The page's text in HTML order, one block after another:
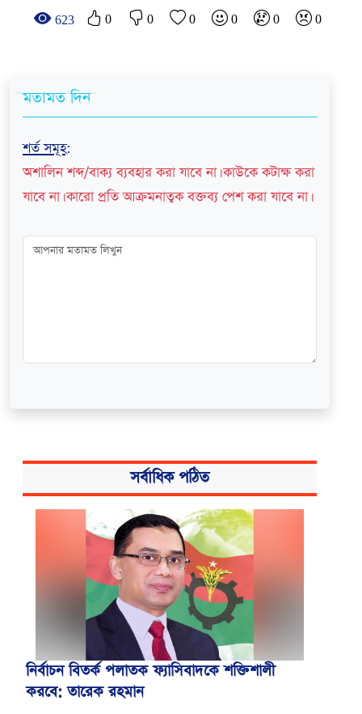
623 0 0 0 0 0 0
মতামত দিন
শর্ত সমূহ:
অশালিন শব্দ/বাক্য ব্যবহার করা যাবে না। কাউকে কটাক্ষ করা
যাবে না। কারো প্রতি আক্রমনাত্বক বক্তব্য পেশ করা যাবে না।
সর্বাধিক পঠিত
নির্বাচন বিতর্ক পলাতক ফ্যাসিবাদকে শক্তিশালী
করবে: তারেক রহমান